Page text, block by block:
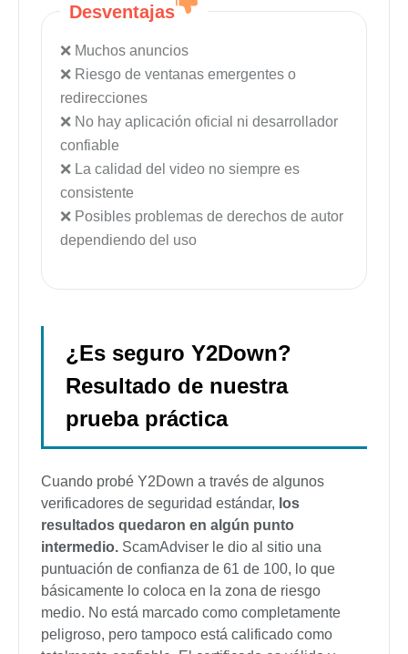
Desventajas
Muchos anuncios
Riesgo de ventanas emergentes o
redirecciones
No hay aplicación oficial ni desarrollador
confiable
La calidad del video no siempre es
consistente
Posibles problemas de derechos de autor
dependiendo del uso
¿Es seguro Y2Down?
Resultado de nuestra
prueba práctica
Cuando probé Y2Down a través de algunos
verificadores de seguridad estándar, los
resultados quedaron en algún punto
intermedio. ScamAdviser le dio al sitio una
puntuación de confianza de 61 de 100, lo que
básicamente lo coloca en la zona de riesgo
medio. No está marcado como completamente
peligroso, pero tampoco está calificado como